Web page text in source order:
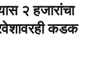
२ हजारांचा
कडक